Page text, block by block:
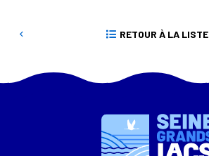
RETOUR À LA LISTE